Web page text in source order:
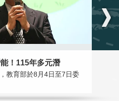
！115年多元潛
教育部於8月4日至7日委